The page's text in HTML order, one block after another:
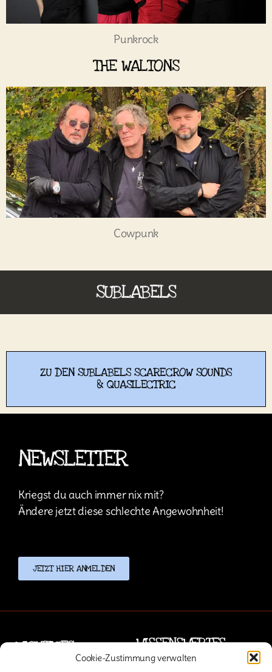
Cookie-Zustimmung verwalten
Punkrock
THE WALTONS
Cowpunk
SUBLABELS
ZU DEN SUBLABELS SCARECROW SOUNDS
& QUASILECTRIC
NEWSLETTER
Kriegst du auch immer nix mit?
Ändere jetzt diese schlechte Angewohnheit!
JETZT HIER ANMELDEN
WICHTIGES WISSENSWERTES